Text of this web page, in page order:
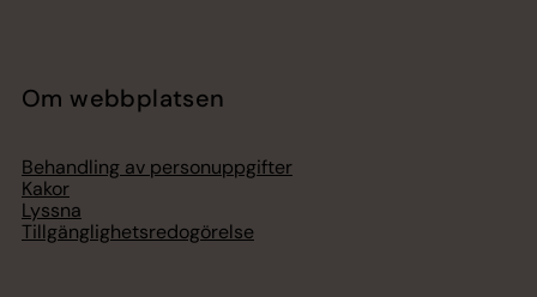
Om webbplatsen
Behandling av personuppgifter
Kakor
Lyssna
Tillgänglighetsredogörelse